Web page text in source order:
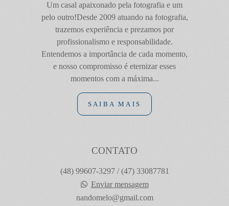
Um casal apaixonado pela fotografia e um
pelo outro!Desde 2009 atuando na fotografia,
trazemos experiência e prezamos por
profissionalismo e responsabilidade.
Entendemos a importância de cada momento,
e nosso compromisso é eternizar esses
momentos com a máxima...
SAIBA MAIS
CONTATO
(48) 99607-3297 / (47) 33087781
Enviar mensagem
nandomelo@gmail.com